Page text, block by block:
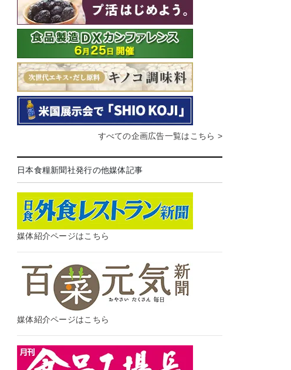
すべての企画広告一覧はこちら >
日本食糧新聞社発行の他媒体記事
媒体紹介ページはこちら
媒体紹介ページはこちら